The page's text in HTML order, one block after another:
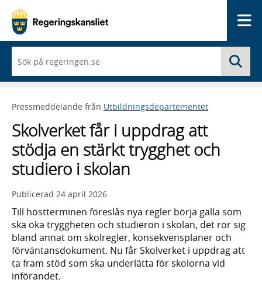
du
börjar
skriva
framträder
lista
med
sökförslag
Pressmeddelande från Utbildningsdepartementet
Skolverket får i uppdrag att
stödja en stärkt trygghet och
studiero i skolan
Publicerad 24 april 2026
Till höstterminen föreslås nya regler börja gälla som
ska öka tryggheten och studieron i skolan, det rör sig
bland annat om skolregler, konsekvensplaner och
förväntansdokument. Nu får Skolverket i uppdrag att
ta fram stöd som ska underlätta för skolorna vid
införandet.